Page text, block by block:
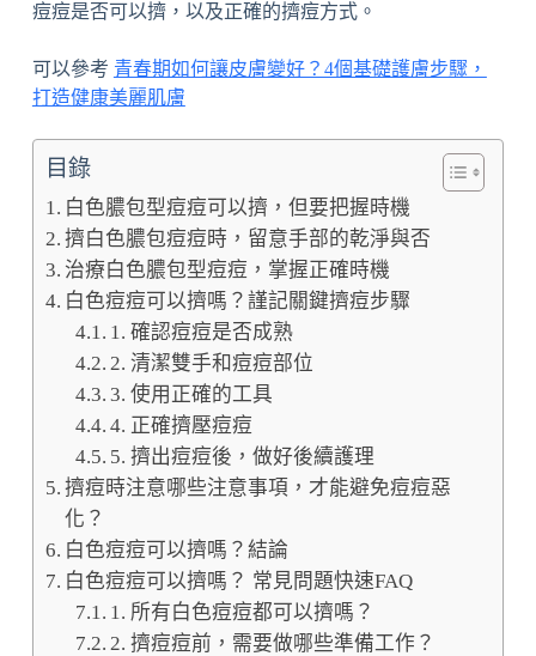
痘痘是否可以擠，以及正確的擠痘方式。
可以參考 青春期如何讓皮膚變好？4個基礎護膚步驟，
打造健康美麗肌膚
目錄
白色膿包型痘痘可以擠，但要把握時機
擠白色膿包痘痘時，留意手部的乾淨與否
治療白色膿包型痘痘，掌握正確時機
白色痘痘可以擠嗎？謹記關鍵擠痘步驟
1. 確認痘痘是否成熟
2. 清潔雙手和痘痘部位
3. 使用正確的工具
4. 正確擠壓痘痘
5. 擠出痘痘後，做好後續護理
擠痘時注意哪些注意事項，才能避免痘痘惡
化？
白色痘痘可以擠嗎？結論
白色痘痘可以擠嗎？ 常見問題快速FAQ
1. 所有白色痘痘都可以擠嗎？
2. 擠痘痘前，需要做哪些準備工作？